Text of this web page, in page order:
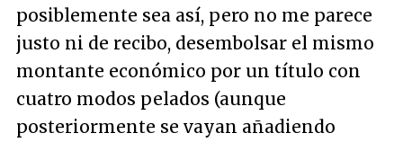
posiblemente sea así, pero no me parece
justo ni de recibo, desembolsar el mismo
montante económico por un título con
cuatro modos pelados (aunque
posteriormente se vayan añadiendo